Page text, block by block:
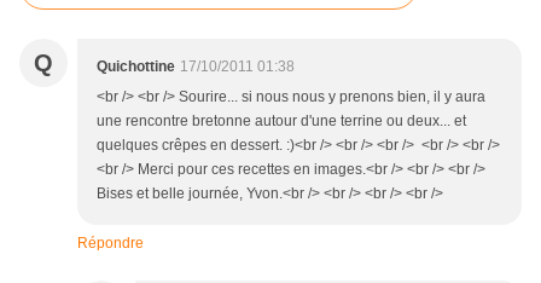
Q Quichottine 17/10/2011 01:38
<br /> <br /> Sourire... si nous nous y prenons bien, il y aura
une rencontre bretonne autour d'une terrine ou deux... et
quelques crêpes en dessert. :)<br /> <br /> <br /> <br /> <br />
<br /> Merci pour ces recettes en images.<br /> <br /> <br />
Bises et belle journée, Yvon.<br /> <br /> <br /> <br />
Répondre